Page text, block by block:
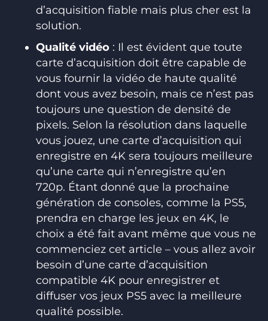
d’acquisition fiable mais plus cher est la
solution.
Qualité vidéo : Il est évident que toute
carte d’acquisition doit être capable de
vous fournir la vidéo de haute qualité
dont vous avez besoin, mais ce n’est pas
toujours une question de densité de
pixels. Selon la résolution dans laquelle
vous jouez, une carte d’acquisition qui
enregistre en 4K sera toujours meilleure
qu’une carte qui n’enregistre qu’en
720p. Étant donné que la prochaine
génération de consoles, comme la PS5,
prendra en charge les jeux en 4K, le
choix a été fait avant même que vous ne
commenciez cet article – vous allez avoir
besoin d’une carte d’acquisition
compatible 4K pour enregistrer et
diffuser vos jeux PS5 avec la meilleure
qualité possible.